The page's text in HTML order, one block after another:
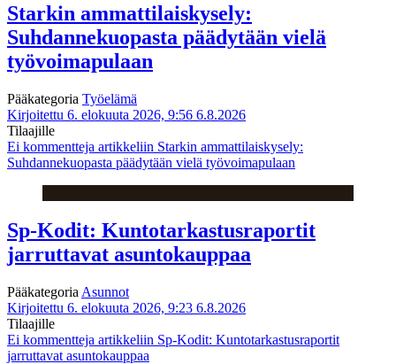
Starkin ammattilaiskysely:
Suhdannekuopasta päädytään vielä
työvoimapulaan
Pääkategoria Työelämä
Kirjoitettu 6. elokuuta 2026, 9:56 6.8.2026
Tilaajille
Ei kommentteja artikkeliin Starkin ammattilaiskysely:
Suhdannekuopasta päädytään vielä työvoimapulaan
Sp-Kodit: Kuntotarkastusraportit
jarruttavat asuntokauppaa
Pääkategoria Asunnot
Kirjoitettu 6. elokuuta 2026, 9:23 6.8.2026
Tilaajille
Ei kommentteja artikkeliin Sp-Kodit: Kuntotarkastusraportit
jarruttavat asuntokauppaa